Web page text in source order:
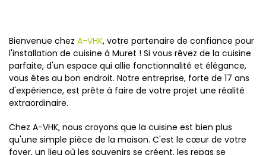
Bienvenue chez A-VHK, votre partenaire de confiance pour
l'installation de cuisine à Muret ! Si vous rêvez de la cuisine
parfaite, d'un espace qui allie fonctionnalité et élégance,
vous êtes au bon endroit. Notre entreprise, forte de 17 ans
d'expérience, est prête à faire de votre projet une réalité
extraordinaire.
Chez A-VHK, nous croyons que la cuisine est bien plus
qu'une simple pièce de la maison. C'est le cœur de votre
foyer, un lieu où les souvenirs se créent, les repas se